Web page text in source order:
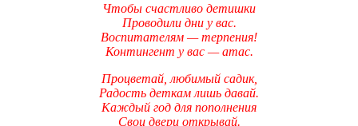
Чтобы счастливо детишки
Проводили дни у вас.
Воспитателям — терпения!
Контингент у вас — атас.
Процветай, любимый садик,
Радость деткам лишь давай.
Каждый год для пополнения
Свои двери открывай.